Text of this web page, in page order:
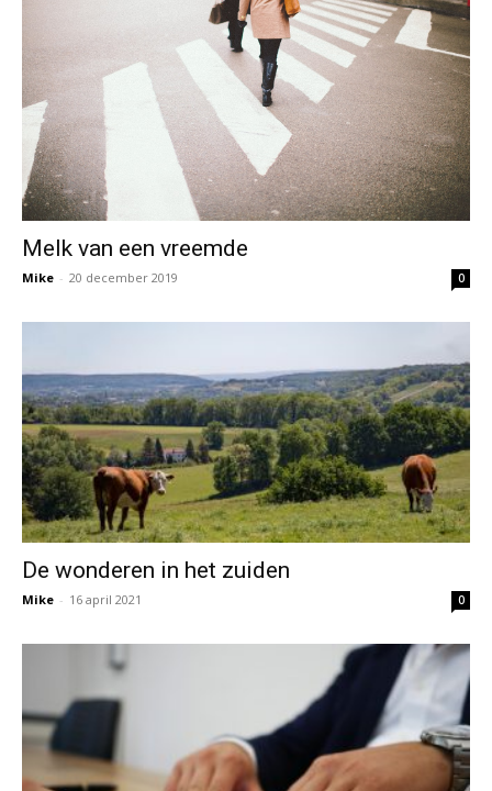
Melk van een vreemde
Mike - 20 december 2019 0
De wonderen in het zuiden
Mike - 16 april 2021 0